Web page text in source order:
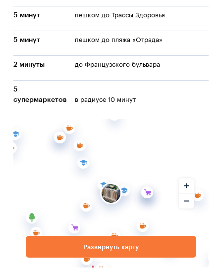
5 минут пешком до Трассы Здоровья
5 минут пешком до пляжа «Отрада»
2 минуты до Французского бульвара
5
супермаркетов
в радиусе 10 минут
Развернуть карту